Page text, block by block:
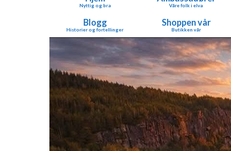
Nyttig og bra Våre folk i elva
Blogg
Historier og fortellinger
Shoppen vår
Butikken vår